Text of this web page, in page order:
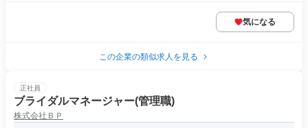
気になる
この企業の類似求人を見る
正社員
ブライダルマネージャー(管理職)
株式会社ＢＰ